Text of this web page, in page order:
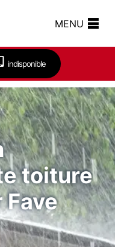
MENU
indisponible
toiture